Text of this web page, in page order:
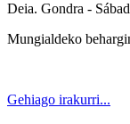
Deia. Gondra -
Mungialdeko
Gehiago irakurri...